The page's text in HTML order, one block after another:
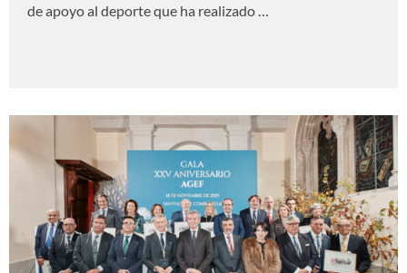
de apoyo al deporte que ha realizado …